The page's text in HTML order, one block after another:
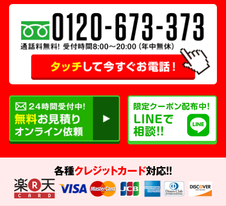
各種クレジットカード対応!!